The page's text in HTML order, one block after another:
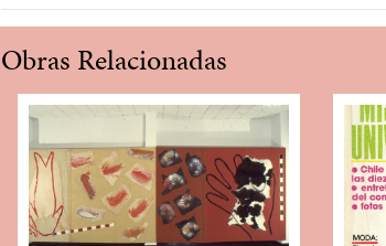
Obras Relacionadas